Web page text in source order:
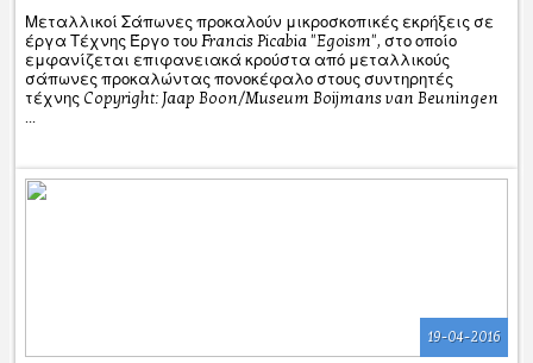
Μεταλλικοί Σάπωνες προκαλούν μικροσκοπικές εκρήξεις σε
έργα Τέχνης Έργο του Francis Picabia "Egoism", στο οποίο
εμφανίζεται επιφανειακά κρούστα από μεταλλικούς
σάπωνες προκαλώντας πονοκέφαλο στους συντηρητές
τέχνης Copyright: Jaap Boon/Museum Boijmans van Beuningen
...
19-04-2016